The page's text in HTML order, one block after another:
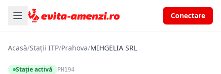
Conectare
Acasă/Stații ITP/Prahova/MIHGELIA SRL
Stație activă PH194